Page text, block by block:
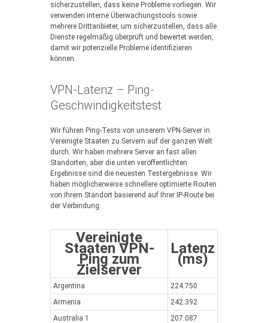
sicherzustellen, dass keine Probleme vorliegen. Wir
verwenden interne Überwachungstools sowie
mehrere Drittanbieter, um sicherzustellen, dass alle
Dienste regelmäßig überprüft und bewertet werden,
damit wir potenzielle Probleme identifizieren
können.
VPN-Latenz – Ping-
Geschwindigkeitstest
Wir führen Ping-Tests von unserem VPN-Server in
Vereinigte Staaten zu Servern auf der ganzen Welt
durch. Wir haben mehrere Server an fast allen
Standorten, aber die unten veröffentlichten
Ergebnisse sind die neuesten Testergebnisse. Wir
haben möglicherweise schnellere optimierte Routen
von Ihrem Standort basierend auf Ihrer IP-Route bei
der Verbindung.
Vereinigte
Staaten VPN-
Ping zum
Zielserver
Latenz
(ms)
Argentina
224.750
Armenia
242.392
Australia 1
207.087